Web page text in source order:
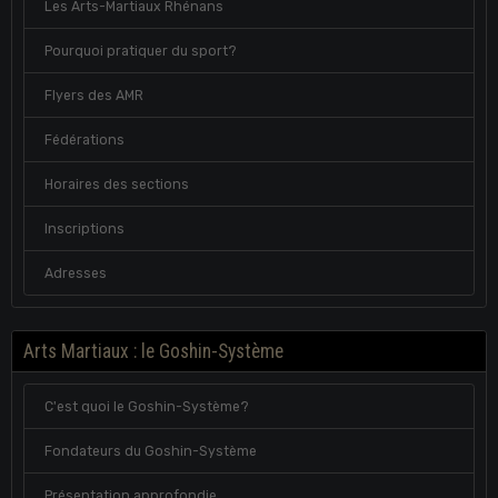
Les Arts-Martiaux Rhénans
Pourquoi pratiquer du sport?
Flyers des AMR
Fédérations
Horaires des sections
Inscriptions
Adresses
Arts Martiaux : le Goshin-Système
C'est quoi le Goshin-Système?
Fondateurs du Goshin-Système